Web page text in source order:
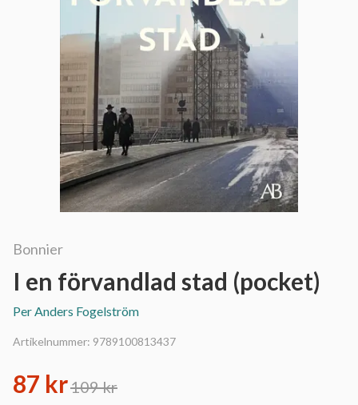
Bonnier
I en förvandlad stad (pocket)
Per Anders Fogelström
Artikelnummer: 9789100813437
87 kr109 kr